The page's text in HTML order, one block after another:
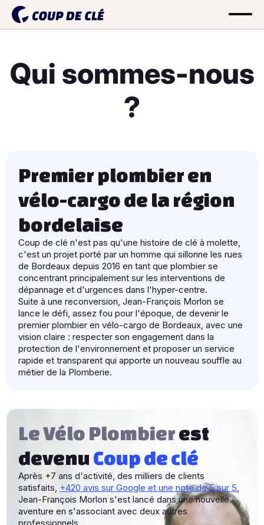
Qui sommes-nous
?
Premier plombier en
vélo-cargo de la région
bordelaise
Coup de clé n'est pas qu'une histoire de clé à molette,
c'est un projet porté par un homme qui sillonne les rues
de Bordeaux depuis 2016 en tant que plombier se
concentrant principalement sur les interventions de
dépannage et d'urgences dans l'hyper-centre.
Suite à une reconversion, Jean-François Morlon se
lance le défi, assez fou pour l'époque, de devenir le
premier plombier en vélo-cargo de Bordeaux, avec une
vision claire : respecter son engagement dans la
protection de l'environnement et proposer un service
rapide et transparent qui apporte un nouveau souffle au
métier de la Plomberie.
Le Vélo Plombierest
devenu Coup de clé
Après +7 ans d'activité, des milliers de clients
satisfaits, +420 avis sur Google et une note de 5 sur 5,
Jean-François Morlon s'est lancé dans une nouvelle
aventure en s'associant avec deux autres